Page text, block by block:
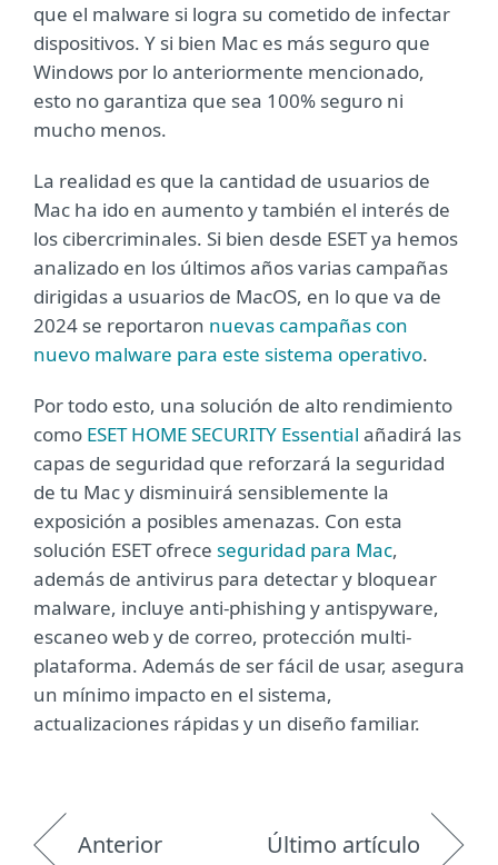
que el malware si logra su cometido de infectar
dispositivos. Y si bien Mac es más seguro que
Windows por lo anteriormente mencionado,
esto no garantiza que sea 100% seguro ni
mucho menos.
La realidad es que la cantidad de usuarios de
Mac ha ido en aumento y también el interés de
los cibercriminales. Si bien desde ESET ya hemos
analizado en los últimos años varias campañas
dirigidas a usuarios de MacOS, en lo que va de
2024 se reportaron nuevas campañas con
nuevo malware para este sistema operativo.
Por todo esto, una solución de alto rendimiento
como ESET HOME SECURITY Essential añadirá las
capas de seguridad que reforzará la seguridad
de tu Mac y disminuirá sensiblemente la
exposición a posibles amenazas. Con esta
solución ESET ofrece seguridad para Mac,
además de antivirus para detectar y bloquear
malware, incluye anti-phishing y antispyware,
escaneo web y de correo, protección multi-
plataforma. Además de ser fácil de usar, asegura
un mínimo impacto en el sistema,
actualizaciones rápidas y un diseño familiar.
Anterior Último artículo